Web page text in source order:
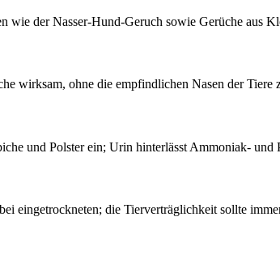
wie der Nasser-Hund-Geruch sowie Gerüche aus
wirksam, ohne die empfindlichen Nasen der Tiere
und Polster ein; Urin hinterlässt Ammoniak- und
eingetrockneten; die Tierverträglichkeit sollte